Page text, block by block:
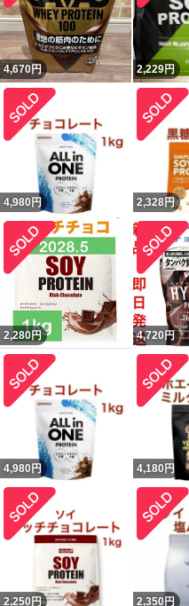
4,670円 2,229円
4,980 円 2,328円
2,280円 4,720 円
4,980 円 4,180 円
2,250 円 2,350 円